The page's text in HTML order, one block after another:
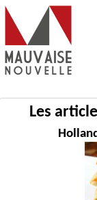
Les